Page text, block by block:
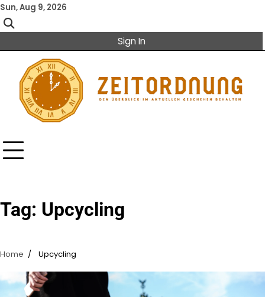
Skip
to
content
Sun, Aug 9, 2026
Sign In
Tag: Upcycling
Home Upcycling